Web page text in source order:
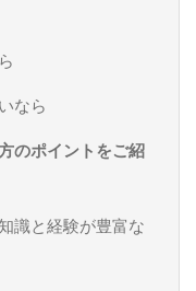
なら
のポイントをご紹
識と経験が豊富な